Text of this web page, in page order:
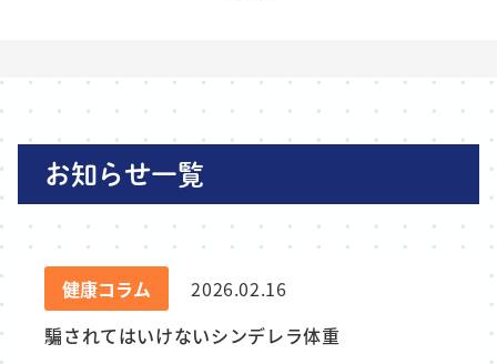
お知らせ一覧
健康コラム
2026.02.16
騙されてはいけないシンデレラ体重